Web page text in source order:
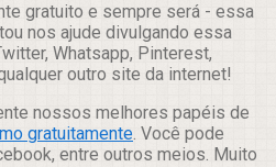
gratuito e sempre será - essa
nos ajude divulgando essa
Whatsapp, Pinterest,
outro site da internet!
nossos melhores papéis de
gratuitamente. Você pode
entre outros meios. Muito